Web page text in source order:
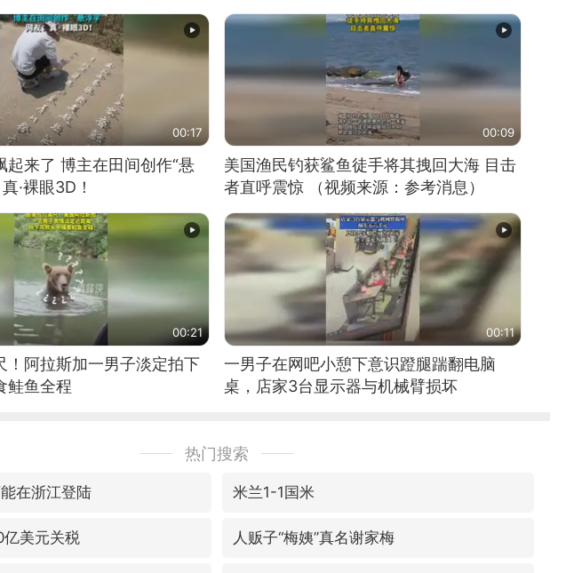
00:17
起来了 博主在田间创作“悬
·裸眼3D！
00:09
美国渔民钓获鲨鱼徒手将其拽回大海 目击
者直呼震惊 （视频来源：参考消息）
00:21
！阿拉斯加一男子淡定拍下
鲑鱼全程
00:11
一男子在网吧小憩下意识蹬腿踹翻电脑
桌，店家3台显示器与机械臂损坏
热门搜索
在浙江登陆 米兰1-1国米
亿美元关税 人贩子“梅姨”真名谢家梅